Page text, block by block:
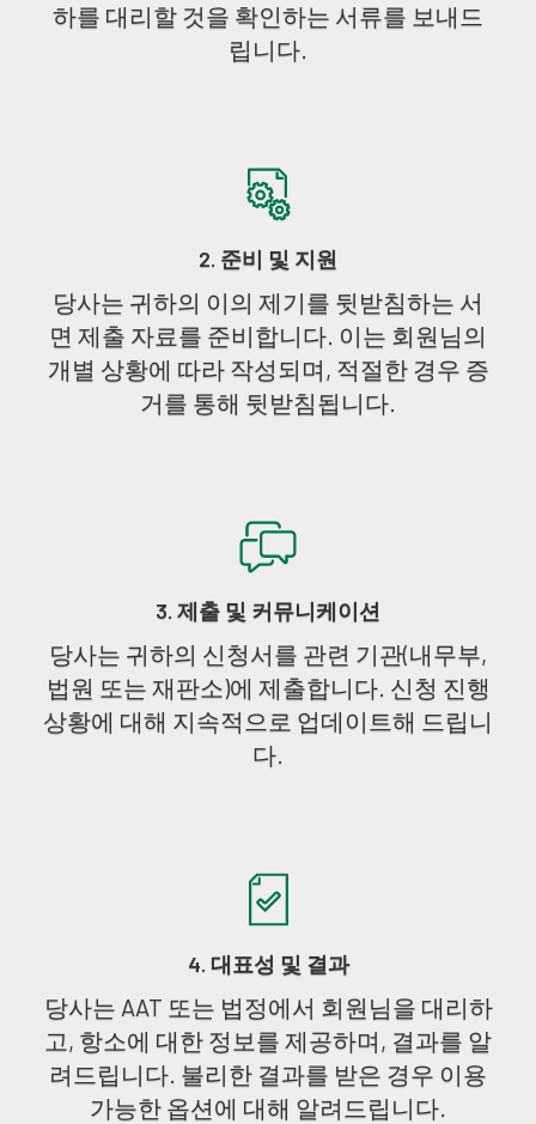
하를 대리할 것을 확인하는 서류를 보내드
립니다.
2. 준비 및 지원
당사는 귀하의 이의 제기를 뒷받침하는 서
면 제출 자료를 준비합니다. 이는 회원님의
개별 상황에 따라 작성되며, 적절한 경우 증
거를 통해 뒷받침됩니다.
3. 제출 및 커뮤니케이션
당사는 귀하의 신청서를 관련 기관(내무부,
법원 또는 재판소)에 제출합니다. 신청 진행
상황에 대해 지속적으로 업데이트해 드립니
다.
4. 대표성 및 결과
당사는 AAT 또는 법정에서 회원님을 대리하
고, 항소에 대한 정보를 제공하며, 결과를 알
려드립니다. 불리한 결과를 받은 경우 이용
가능한 옵션에 대해 알려드립니다.